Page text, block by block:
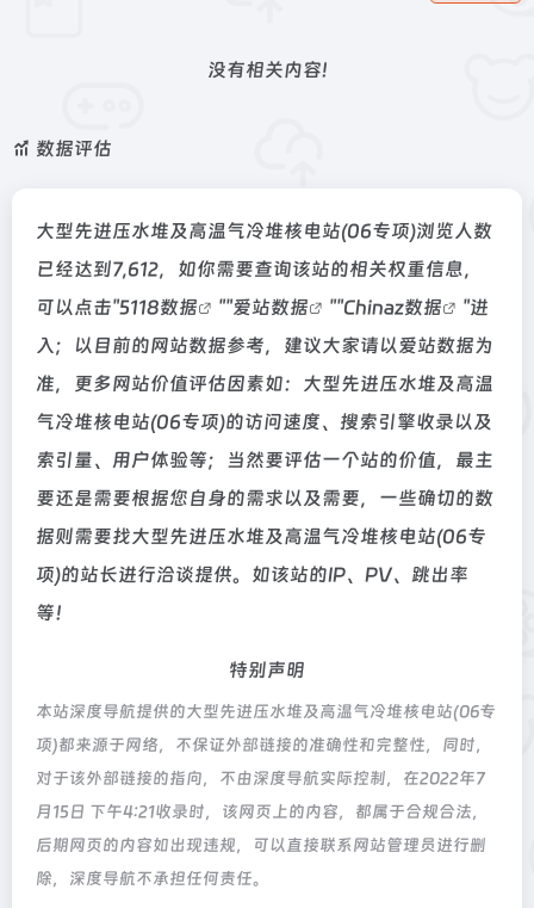
没有相关内容!
数据评估
大型先进压水堆及高温气冷堆核电站(06专项)浏览人数
已经达到7,612，如你需要查询该站的相关权重信息，
可以点击"5118数据 ""爱站数据 ""Chinaz数据
"进
入；以目前的网站数据参考，建议大家请以爱站数据为
准，更多网站价值评估因素如：大型先进压水堆及高温
气冷堆核电站(06专项)的访问速度、搜索引擎收录以及
索引量、用户体验等；当然要评估一个站的价值，最主
要还是需要根据您自身的需求以及需要，一些确切的数
据则需要找大型先进压水堆及高温气冷堆核电站(06专
项)的站长进行洽谈提供。如该站的IP、PV、跳出率
等！
特别声明
本站深度导航提供的大型先进压水堆及高温气冷堆核电站(06专
项)都来源于网络，不保证外部链接的准确性和完整性，同时，
对于该外部链接的指向，不由深度导航实际控制，在2022年7
月15日 下午4:21收录时，该网页上的内容，都属于合规合法，
后期网页的内容如出现违规，可以直接联系网站管理员进行删
除，深度导航不承担任何责任。